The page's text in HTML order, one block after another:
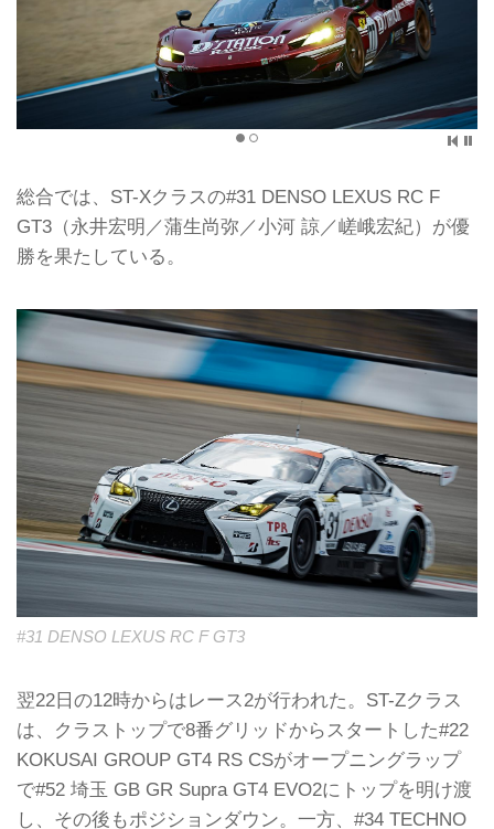
総合では、ST-Xクラスの#31 DENSO LEXUS RC F
GT3（永井宏明／蒲生尚弥／小河 諒／嵯峨宏紀）が優
勝を果たしている。
#31 DENSO LEXUS RC F GT3
翌22日の12時からはレース2が行われた。ST-Zクラス
は、クラストップで8番グリッドからスタートした#22
KOKUSAI GROUP GT4 RS CSがオープニングラップ
で#52 埼玉 GB GR Supra GT4 EVO2にトップを明け渡
し、その後もポジションダウン。一方、#34 TECHNO